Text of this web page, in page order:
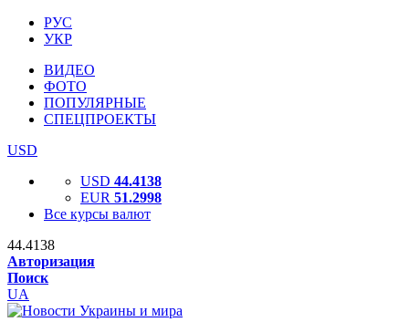
РУС
УКР
ВИДЕО
ФОТО
ПОПУЛЯРНЫЕ
СПЕЦПРОЕКТЫ
USD
USD 44.4138
EUR 51.2998
Все курсы валют
44.4138
Авторизация
Поиск
UA